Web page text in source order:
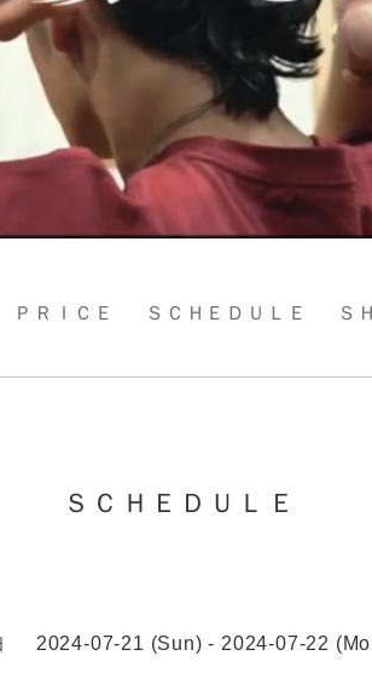
ＰＲＩＣＥ ＳＣＨＥＤＵＬＥ Ｓ
ＳＣＨＥＤＵＬＥ
2024-07-21 (Sun) - 2024-07-22